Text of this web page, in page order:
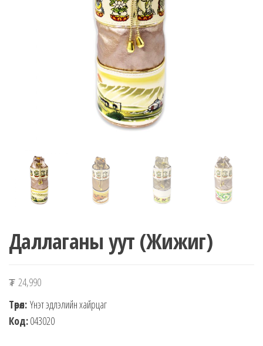
Даллаганы уут (Жижиг)
₮ 24,990
Төрөл: Үнэт эдлэлийн хайрцаг
Код:043020